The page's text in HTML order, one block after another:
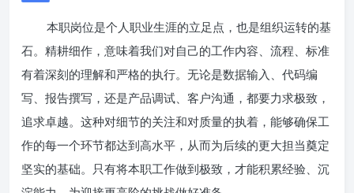
本职岗位是个人职业生涯的立足点，也是组织运转的基
石。精耕细作，意味着我们对自己的工作内容、流程、标准
有着深刻的理解和严格的执行。无论是数据输入、代码编
写、报告撰写，还是产品调试、客户沟通，都要力求极致，
追求卓越。这种对细节的关注和对质量的执着，能够确保工
作的每一个环节都达到高水平，从而为后续的更大担当奠定
坚实的基础。只有将本职工作做到极致，才能积累经验、沉